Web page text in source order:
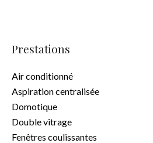
Prestations
Air conditionné
Aspiration centralisée
Domotique
Double vitrage
Fenêtres coulissantes